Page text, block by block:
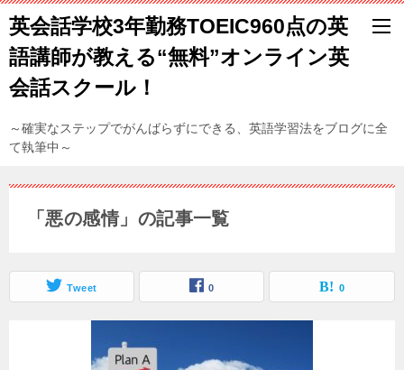
英会話学校3年勤務TOEIC960点の英
語講師が教える“無料”オンライン英
会話スクール！
～確実なステップでがんばらずにできる、英語学習法をブログに全
て執筆中～
「悪の感情」の記事一覧
Tweet 0 0